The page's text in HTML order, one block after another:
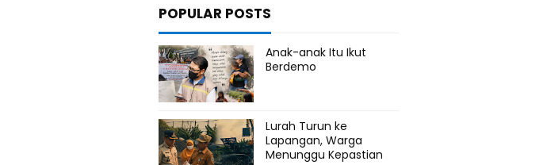
POPULAR POSTS
Anak-anak Itu Ikut
Berdemo
Lurah Turun ke
Lapangan, Warga
Menunggu Kepastian